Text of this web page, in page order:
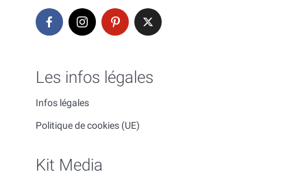
Les infos légales
Infos légales
Politique de cookies (UE)
Kit Media